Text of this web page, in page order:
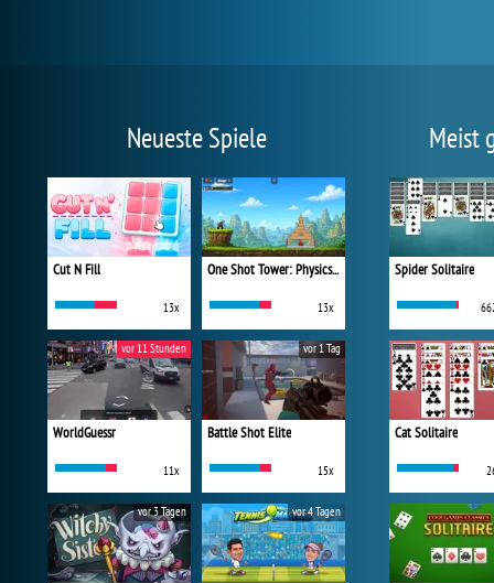
Neueste Spiele
Cut N Fill
13x
One Shot Tower: Physics Destroyer
13x
WorldGuessr
11x
vor 11 Stunden
Battle Shot Elite
15x
vor 1 Tag
vor 3 Tagen vor 4 Tagen
Meist
Spider Solitaire
Cat Solitaire